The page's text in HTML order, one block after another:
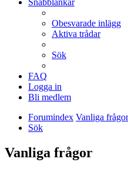
Snabblänkar
Obesvarade inlägg
Aktiva trådar
Sök
FAQ
Logga in
Bli medlem
Forumindex Vanliga frågor
Sök
Vanliga frågor